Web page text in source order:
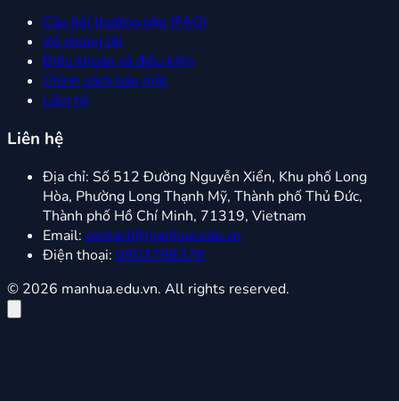
Câu hỏi thường gặp (FAQ)
Về chúng tôi
Điều khoản và điều kiện
Chính sách bảo mật
Liên hệ
Liên hệ
Địa chỉ: Số 512 Đường Nguyễn Xiển, Khu phố Long
Hòa, Phường Long Thạnh Mỹ, Thành phố Thủ Đức,
Thành phố Hồ Chí Minh, 71319, Vietnam
Email: contact@manhua.edu.vn
Điện thoại: 0903798378
© 2026 manhua.edu.vn. All rights reserved.